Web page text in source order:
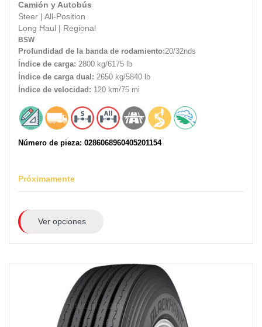
Camión y Autobús
Steer
All-Position
Long Haul
Regional
BSW
Profundidad de la banda de rodamiento:20/32nds
Índice de carga: 2800 kg/6175 lb
Índice de carga dual: 2650 kg/5840 lb
Índice de velocidad: 120 km/75 mi
Número de pieza: 0286068960405201154
Próximamente
Ver opciones